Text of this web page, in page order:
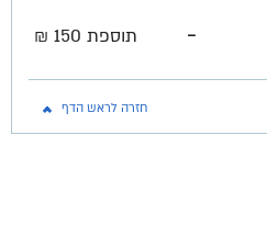
- תוספת 150 ₪
חזרה לראש הדף